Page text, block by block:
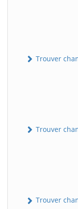
Trouver
Trouver
Trouver